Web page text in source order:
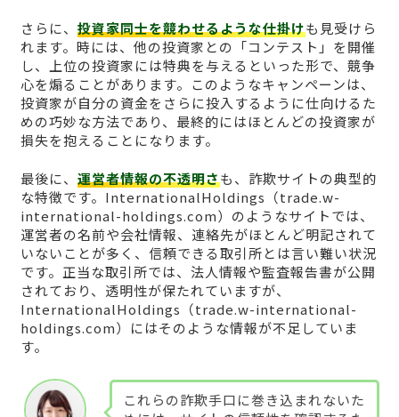
さらに、 投資家同士を競わせるような仕掛けも見受けら
れます。時には、他の投資家との「コンテスト」を開催
し、上位の投資家には特典を与えるといった形で、競争
心を煽ることがあります。このようなキャンペーンは、
投資家が自分の資金をさらに投入するように仕向けるた
めの巧妙な方法であり、最終的にはほとんどの投資家が
損失を抱えることになります。
最後に、 運営者情報の不透明さも、詐欺サイトの典型的
な特徴です。InternationalHoldings（trade.w-
international-holdings.com）のようなサイトでは、
運営者の名前や会社情報、連絡先がほとんど明記されて
いないことが多く、信頼できる取引所とは言い難い状況
です。正当な取引所では、法人情報や監査報告書が公開
されており、透明性が保たれていますが、
InternationalHoldings（trade.w-international-
holdings.com）にはそのような情報が不足していま
す。
これらの詐欺手口に巻き込まれないた